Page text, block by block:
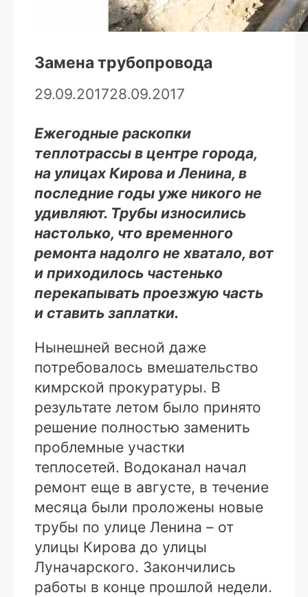
Замена трубопровода
29.09.201728.09.2017
Ежегодные раскопки
теплотрассы в центре города,
на улицах Кирова и Ленина, в
последние годы уже никого не
удивляют. Трубы износились
настолько, что временного
ремонта надолго не хватало, вот
и приходилось частенько
перекапывать проезжую часть
и ставить заплатки.
Нынешней весной даже
потребовалось вмешательство
кимрской прокуратуры. В
результате летом было принято
решение полностью заменить
проблемные участки
теплосетей. Водоканал начал
ремонт еще в августе, в течение
месяца были проложены новые
трубы по улице Ленина – от
улицы Кирова до улицы
Луначарского. Закончились
работы в конце прошлой недели.